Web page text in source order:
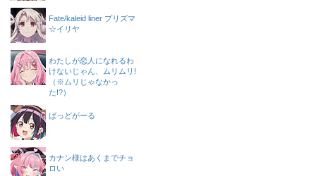
Fate/kaleid liner プリズマ
☆イリヤ
わたしが恋人になれるわ
けないじゃん、ムリムリ!
（※ムリじゃなかっ
た!?）
ばっどがーる
カナン様はあくまでチョ
ロい